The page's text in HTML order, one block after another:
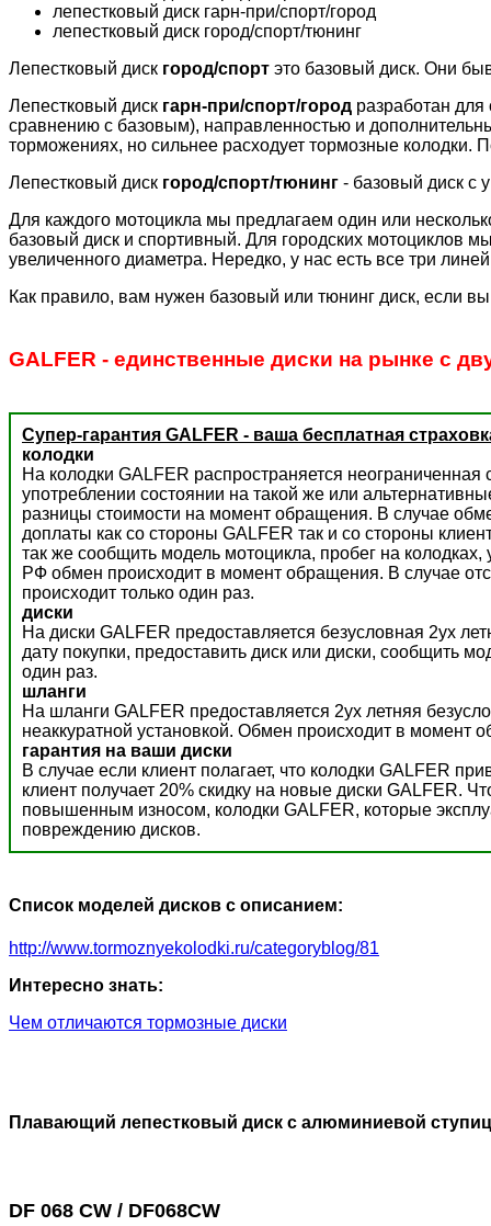
лепестковый диск гарн-при/спорт/город
лепестковый диск город/спорт/тюнинг
Лепестковый диск город/спорт это базовый диск. Они
Лепестковый диск гарн-при/спорт/город разработан
сравнению с базовым), направленностью и
торможениях, но сильнее расходует тормозные колодки.
Лепестковый диск город/спорт/тюнинг - базовый диск с
Для каждого мотоцикла мы предлагаем один или
базовый диск и спортивный. Для городских мотоциклов
увеличенного диаметра. Нередко, у нас есть все три
Как правило, вам нужен базовый или тюнинг диск, если
GALFER - единственные диски на рынке с
Супер-гарантия GALFER - ваша бесплатная
колодки
На колодки GALFER распространяется
употреблении состоянии на такой же или
разницы стоимости на момент обращения. В случае
доплаты как со стороны GALFER так и со стороны
так же сообщить модель мотоцикла, пробег на
РФ обмен происходит в момент обращения. В случае
происходит только один раз.
диски
На диски GALFER предоставляется безусловная 2ух
дату покупки, предоставить диск или диски, сообщить
один раз.
шланги
На шланги GALFER предоставляется 2ух летняя
неаккуратной установкой. Обмен происходит в момент
гарантия на ваши диски
В случае если клиент полагает, что колодки GALFER
клиент получает 20% скидку на новые диски GALFER.
повышенным износом, колодки GALFER, которые
повреждению дисков.
Список моделей дисков с описанием:
http://www.tormoznyekolodki.ru/categoryblog/81
Интересно знать:
Чем отличаются тормозные диски
Плавающий лепестковый диск с алюминиевой
DF 068 CW / DF068CW